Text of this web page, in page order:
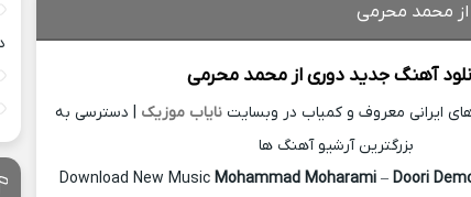
از محمد محرمی
آهنگ جدید دوری ازمحمد محرمی
ایرانی معروف و کمیاب در وبسایتنایاب موزیک | دسترسی به
بزرگترین آرشیو آهنگ ها
Download New MusicMohammad Moharami –Doori